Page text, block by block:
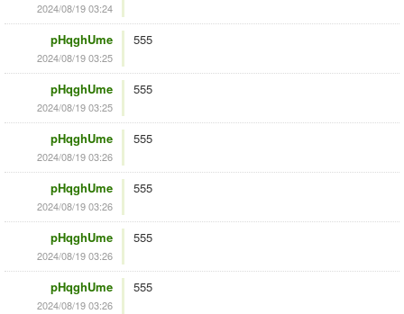
2024/08/19 03:24
pHqghUme
2024/08/19 03:25
555
pHqghUme
2024/08/19 03:25
555
pHqghUme
2024/08/19 03:26
555
pHqghUme
2024/08/19 03:26
555
pHqghUme
2024/08/19 03:26
555
pHqghUme
2024/08/19 03:26
555